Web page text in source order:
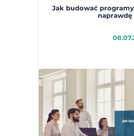
Jak budować
naprawdę